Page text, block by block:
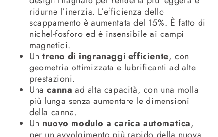
ridurne l’inerzia. L’efficienza dello
scappamento è aumentata del 15%. È fatto di
nichel-fosforo ed è insensibile ai campi
magnetici.
Un treno di ingranaggi efficiente, con
geometria ottimizzata e lubrificanti ad alte
prestazioni.
Unacanna ad alta capacità, con una molla
più lunga senza aumentare le dimensioni
della canna.
Un nuovo modulo a carica automatica,
per un avvolgimento più rapido della nuova